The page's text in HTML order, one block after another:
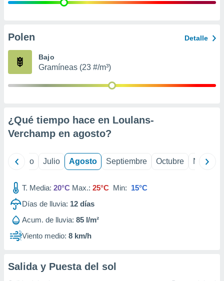
e
publicidad
Polen Detalle
Bajo
Gramíneas (23 #/m³)
¿Qué tiempo hace en Loulans-
Verchamp en agosto?
Junio Julio Agosto Septiembre Octubre
T. Media: 20°C Max.: 25°C Min: 15°C
Días de lluvia: 12 días
Acum. de lluvia: 85 l/m²
Viento medio: 8 km/h
Salida y Puesta del sol